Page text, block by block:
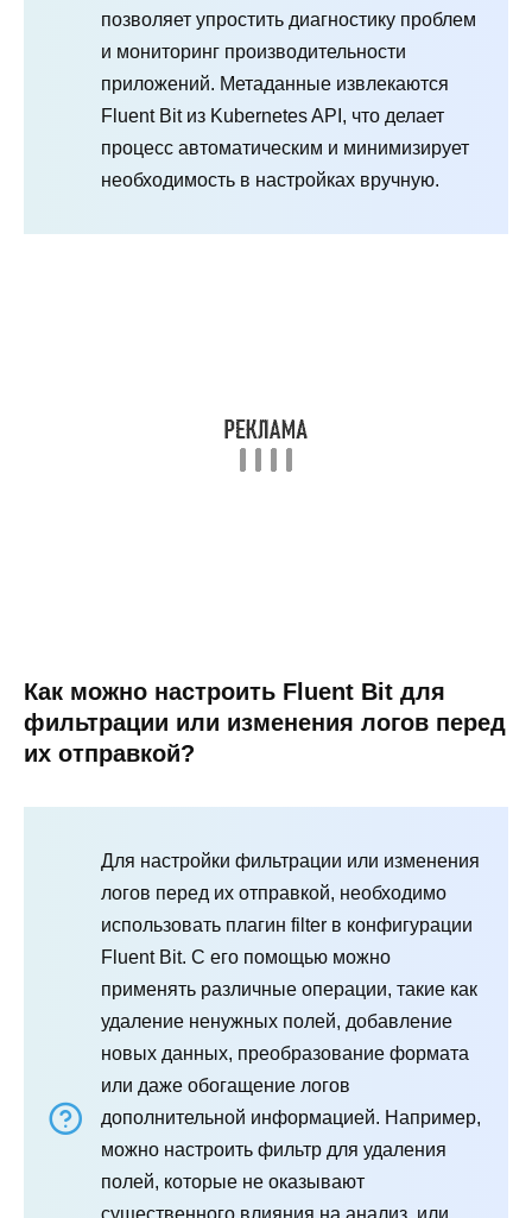
позволяет упростить диагностику проблем
и мониторинг производительности
приложений. Метаданные извлекаются
Fluent Bit из Kubernetes API, что делает
процесс автоматическим и минимизирует
необходимость в настройках вручную.
Как можно настроить Fluent Bit для
фильтрации или изменения логов перед
их отправкой?
Для настройки фильтрации или изменения
логов перед их отправкой, необходимо
использовать плагин filter в конфигурации
Fluent Bit. С его помощью можно
применять различные операции, такие как
удаление ненужных полей, добавление
новых данных, преобразование формата
или даже обогащение логов
дополнительной информацией. Например,
можно настроить фильтр для удаления
полей, которые не оказывают